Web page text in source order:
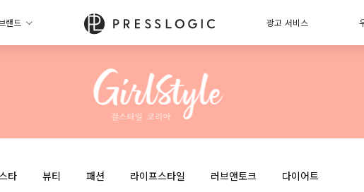
랜드 광고 서비스
타 뷰티 패션 라이프스타일 러브앤토크 다이어트